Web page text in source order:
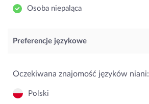
Osoba niepaląca
Preferencje językowe
Oczekiwana znajomość języków niani:
Polski